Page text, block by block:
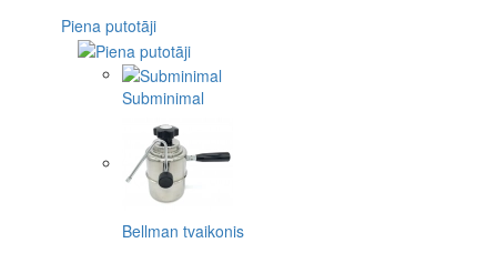
Piena putotāji
Subminimal
Bellman tvaikonis